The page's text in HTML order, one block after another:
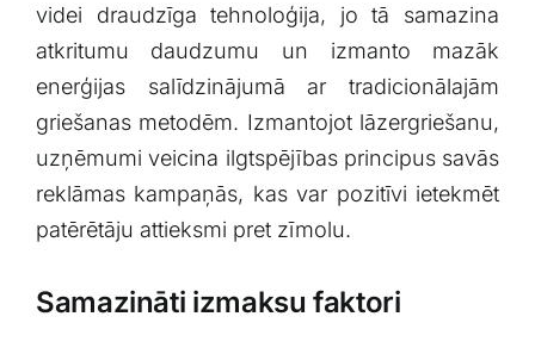
videi draudzīga tehnoloģija, jo tā samazina
atkritumu daudzumu un izmanto mazāk
enerģijas ⁢salīdzinājumā ar tradicionālajām
griešanas ‍metodēm. Izmantojot lāzergriešanu,
uzņēmumi veicina⁢ ilgtspējības principus savās
reklāmas kampaņās, ⁢kas var pozitīvi ietekmēt
patērētāju ‌attieksmi pret zīmolu.
Samazināti izmaksu faktori